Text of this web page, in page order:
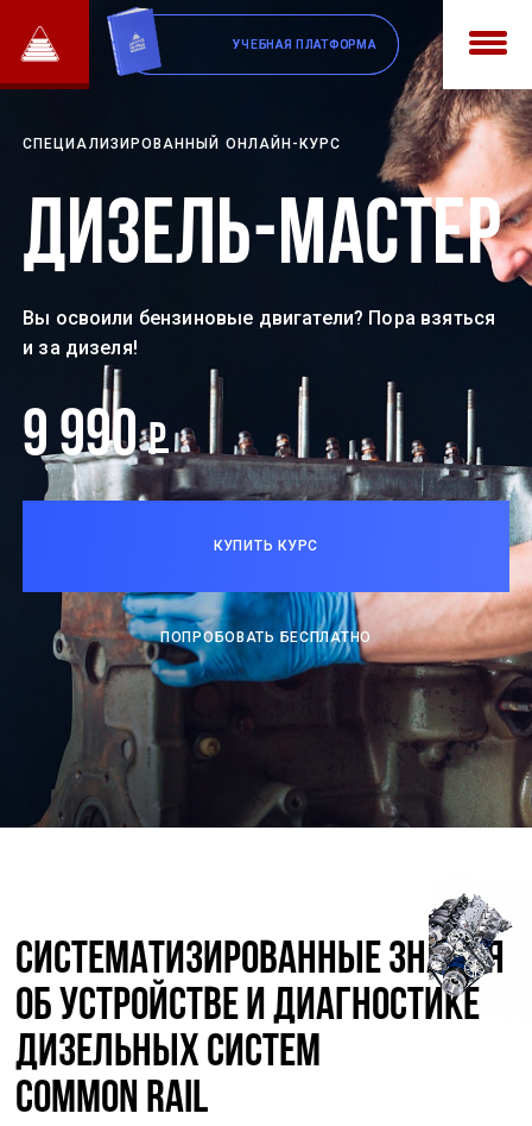
УЧЕБНАЯ ПЛАТФОРМА
УЧЕБНАЯ ПЛАТФОРМА
СПЕЦИАЛИЗИРОВАННЫЙ ОНЛАЙН-КУРС
Дизель-мастер
Вы освоили бензиновые двигатели? Пора взяться
и за дизеля!
9 990Р
КУПИТЬ КУРС
ПОПРОБОВАТЬ БЕСПЛАТНО
Систематизированные знания
об устройстве и диагностике
дизельных систем
Common Rail